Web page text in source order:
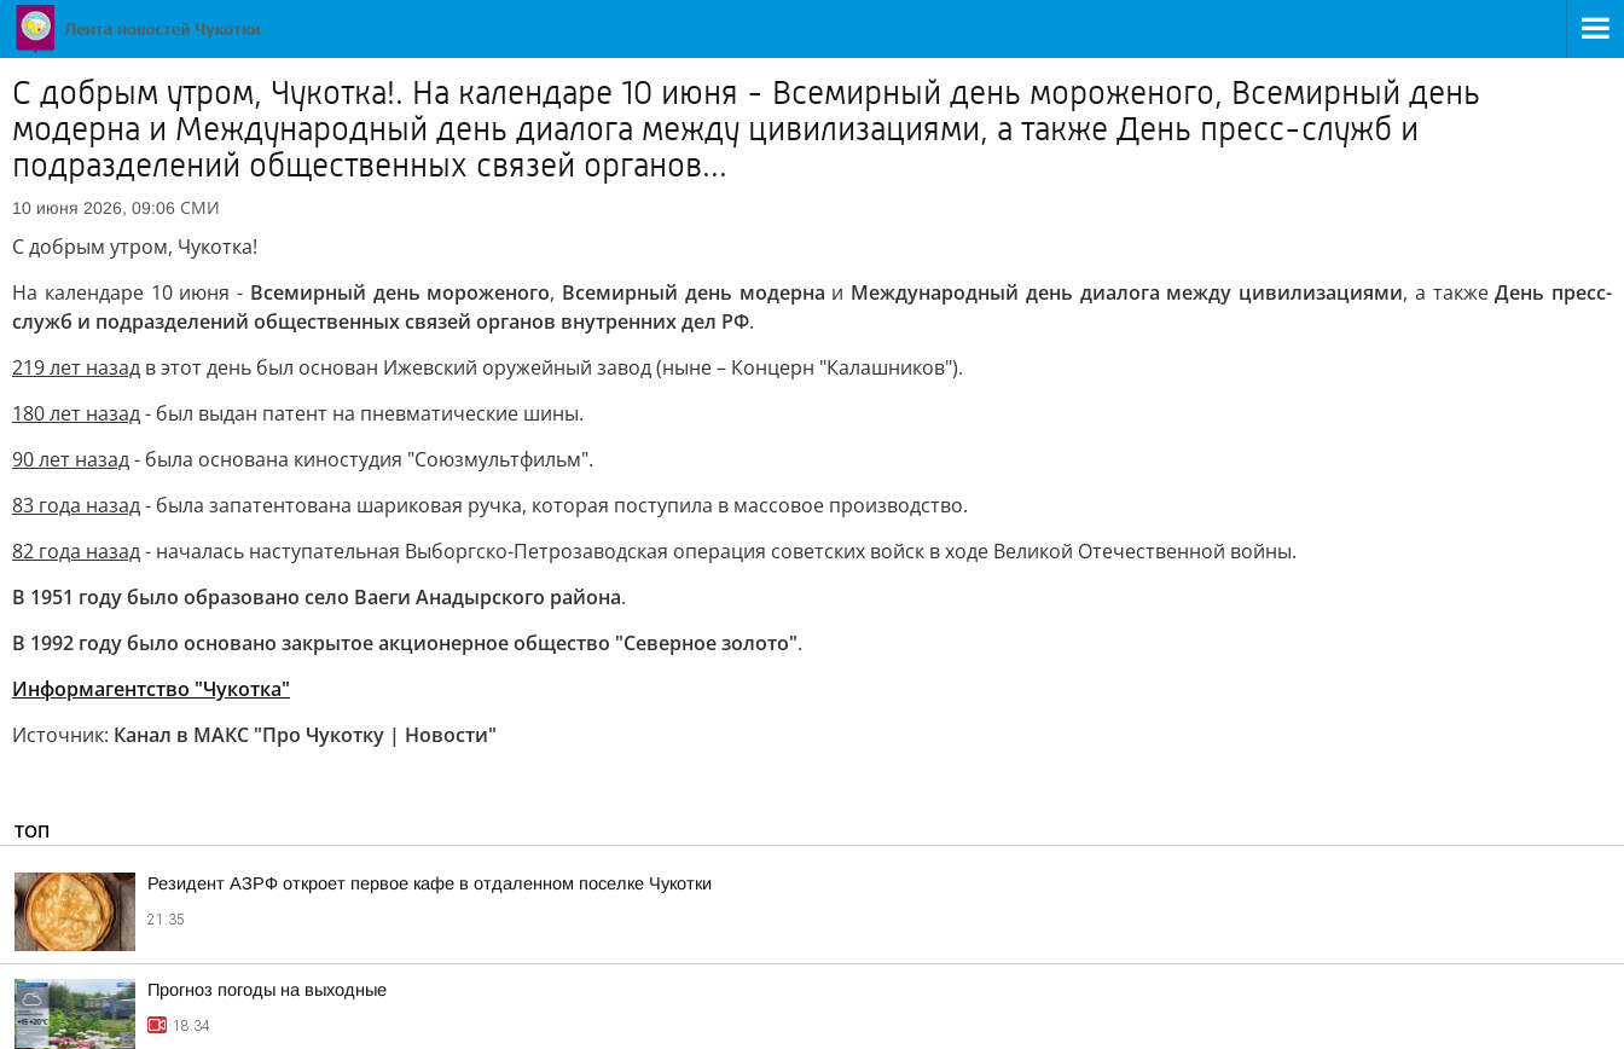
С добрым утром, Чукотка!. На календаре 10 июня - Всемирный день мороженого, Всемирный день
модерна и Международный день диалога между цивилизациями, а также День пресс-служб и
подразделений общественных связей органов...
10 июня 2026, 09:06 СМИ
С добрым утром, Чукотка!
На календаре 10 июня - Всемирный день мороженого, Всемирный день модерна и Международный день диалога между цивилизациями, а такжеДень пресс-
служб и подразделений общественных связей органов внутренних дел РФ.
219 лет назад в этот день был основан Ижевский оружейный завод (ныне – Концерн "Калашников").
180 лет назад- был выдан патент на пневматические шины.
90 лет назад- была основана киностудия "Союзмультфильм".
83 года назад- была запатентована шариковая ручка, которая поступила в массовое производство.
82 года назад- началась наступательная Выборгско-Петрозаводская операция советских войск в ходе Великой Отечественной войны.
В 1951 году было образовано село Ваеги Анадырского района.
В 1992 году было основано закрытое акционерное общество "Северное золото".
Информагентство "Чукотка"
Источник: Канал в МАКС "Про Чукотку | Новости"
ТОП
Резидент АЗРФ откроет первое кафе в отдаленном поселке Чукотки
21:35
Прогноз погоды на выходные
18:34